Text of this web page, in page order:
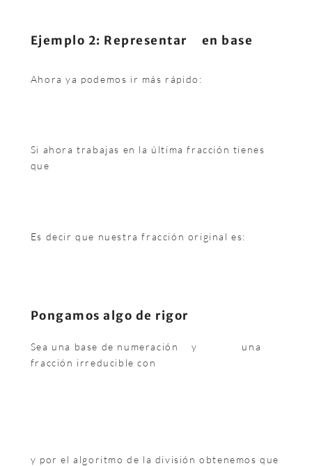
Ejemplo 2: Representar en base
Ahora ya podemos ir más rápido:
Si ahora trabajas en la última fracción tienes
que
Es decir que nuestra fracción original es:
Pongamos algo de rigor
Sea una base de numeración y
una
fracción irreducible con
y por el algoritmo de la división obtenemos que